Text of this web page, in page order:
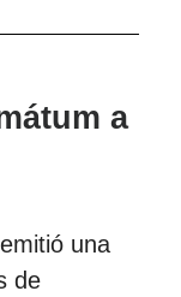
a
una
de